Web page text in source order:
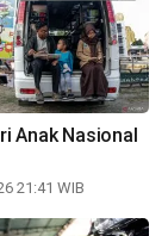
Anak Nasional
21:41 WIB